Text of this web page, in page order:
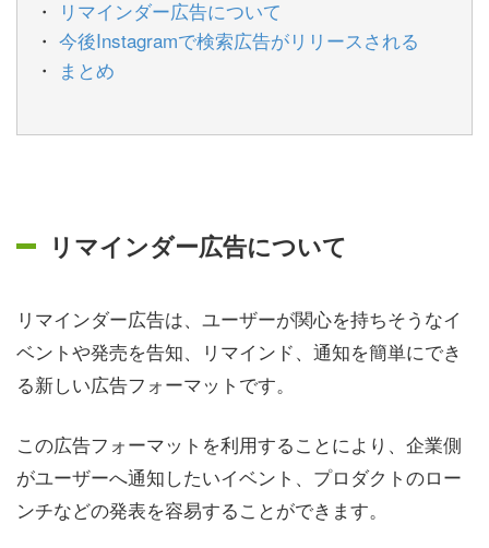
リマインダー広告について
今後Instagramで検索広告がリリースされる
まとめ
リマインダー広告について
リマインダー広告は、ユーザーが関心を持ちそうなイ
ベントや発売を告知、リマインド、通知を簡単にでき
る新しい広告フォーマットです。
この広告フォーマットを利用することにより、企業側
がユーザーへ通知したいイベント、プロダクトのロー
ンチなどの発表を容易することができます。